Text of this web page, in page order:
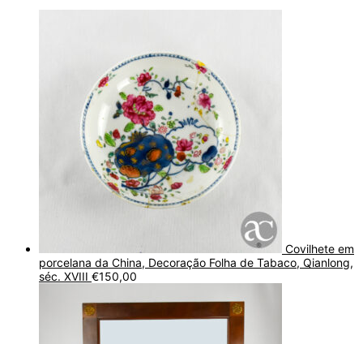
Covilhete em
porcelana da China, Decoração Folha de Tabaco, Qianlong,
séc. XVIII €150,00